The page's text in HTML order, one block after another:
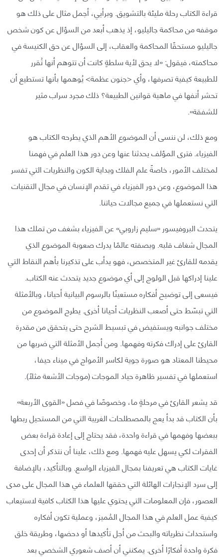
قراءة الكتاب رحلة مليئة بالتشويق. وبرأيي، أجمل مثال على ذلك هو
موقفه من محاكمة جاليليو، إذ يذهب أبعد من السؤال عن كون شخص
جاليليو مستحقًا المحاكمة والعقاب، إلى السؤال عن حق الكنيسة في
محاكمته، فيقول: «لا يحق لأية سلطةٍ كانت أن تتوهم أنها تُقرر
للطبيعة كيفية تصرفها، وأي <جنون عظمة> يُوهمها بأنها تستطيع أن
تحشر أنفها في ماهية قوانين الطبيعة؟ ذلك مجرد سراب مثير
للشفقة».
ومع ذلك، لن ننسى أن الموضوع الأهم الذي يطرحه الكتاب هو
الفيزياء. فترى المؤلف يحدثنا عنها وعن دور هذا العلم في فهمنا
لمختلف الأمور، خاصةً علم الفلك وبداية الكون والنظريات التي تفسر
هذا الموضوع، وعن دور الفيزياء في تقدم الإنسان في مجال التقنيات
التي نستعملها في جميع مجالات حياتنا.
يتحدث البروفيسور «سليم زاروبي» عن الفيزياء بشغف من تملك هذا
المجال شغاف قلبه. وبصفته عالمًا يدرك صعوبة الموضوع الذي
يقدمه للقارئ غير المتخصص، فهو يدأب على تذكيرنا بأهم النقاط التي
علينا إدراكها قبل الولوج إلى أي موضوع جديد يتحدث عنه الكتاب.
فيسعى إلى توضيح أفكاره مستعينًا بالرسوم البيانية أحيانا، وبالأمثلة
التي تبسّط حتى أصعب النظريات أحيانا أخرى. يطرح الموضوع من
مختلف جوانبه ويستفيض في تبسيط الشرح حتى يتحقق من مقدرة
القارئ على إدراك فكرته وفهمها. ومن أجمل الأمثلة التي ضربها من
محيطنا المعتاد هو صورة جوية لكاسر الأمواج في ميناء حيفا،
استعملها في تفسير ظاهرة حياد الموجات (موجات الأشعة مثلًا).
قد يشعر القارئ في مرحلةٍ ما، وخصوصًا في فصل «القوى الأربعة»
بأن الكتاب قد بدأ يعج بالمصطلحات الغريبة التي من المستحيل ربطها
ببعضها وفهمها في قراءة واحدة، فقد يحتاج إلى إعادة قراءة بعض
الفقرات لكي يسهل عليه فهمها. ومع ذلك، علينا أن نتذكر أن إحدى
غايات الكتاب هي تعريفنا بمجال الفيزياء الواسع. وبالتأكيد، بالإضافة
إلى سرد الإنجازات الهائلة التي حققها العلماء في هذا المجال على مدى
العصور، فإن المعلومات التي يحتوي عليها هذا الكتاب كافية لاستيعاب
كيفية عمل العلم في هذا المجال المُميز، وعملية تكون أفكاره
واستحداث نظرياته والبحث من أجل تأكيدها أو دحضها، وطريقة خلق
فكرة واحدة أفكارًا أخرى. يمكنني أن أصف شعوري الشخصي بعد